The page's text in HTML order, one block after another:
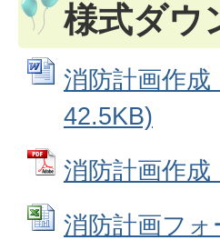
様式ダウ
消防計画作
42.5KB)
消防計画作
消防計画フ